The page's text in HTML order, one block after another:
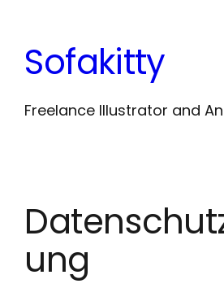
springen
Sofakitty
Freelance Illustrator and
ung